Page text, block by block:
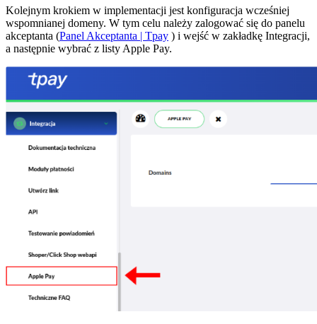
Kolejnym krokiem w implementacji jest konfiguracja wcześniej
wspomnianej domeny. W tym celu należy zalogować się do panelu
akceptanta (Panel Akceptanta | Tpay ) i wejść w zakładkę Integracji,
a następnie wybrać z listy Apple Pay.